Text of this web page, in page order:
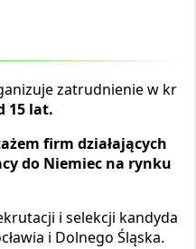
zatrudnienie w kr
15 lat.
firm działających
do Niemiec na rynku
i selekcji kandyda
i Dolnego Śląska.